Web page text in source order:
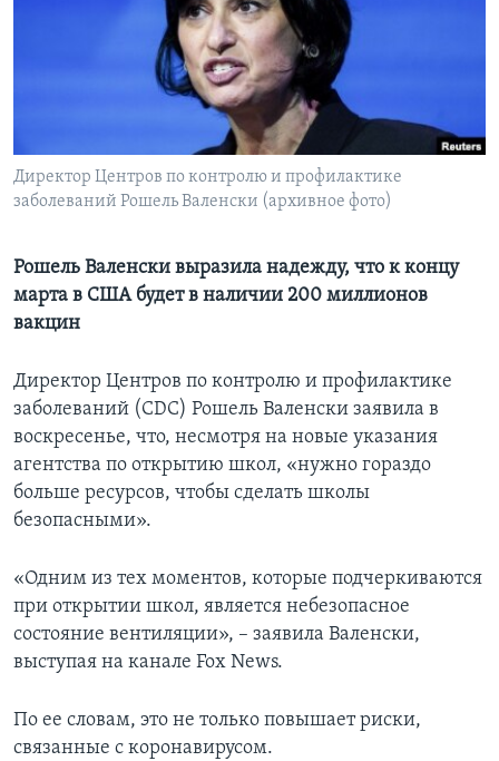
Языки
Директор Центров по контролю и профилактике
заболеваний Рошель Валенски (архивное фото)
Рошель Валенски выразила надежду, что к концу
марта в США будет в наличии 200 миллионов
вакцин
Директор Центров по контролю и профилактике
заболеваний (CDC) Рошель Валенски заявила в
воскресенье, что, несмотря на новые указания
агентства по открытию школ, «нужно гораздо
больше ресурсов, чтобы сделать школы
безопасными».
«Одним из тех моментов, которые подчеркиваются
при открытии школ, является небезопасное
состояние вентиляции», – заявила Валенски,
выступая на канале Fox News.
По ее словам, это не только повышает риски,
связанные с коронавирусом.